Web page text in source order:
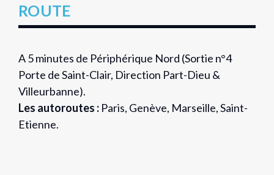
ROUTE
A 5 minutes de Périphérique Nord (Sortie n°4
Porte de Saint-Clair, Direction Part-Dieu &
Villeurbanne).
Les autoroutes : Paris, Genève, Marseille, Saint-
Etienne.